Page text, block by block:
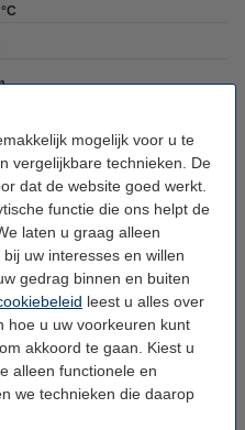
mogelijk voor u te
vergelijkbare technieken. De
dat de website goed werkt.
functie die ons helpt de
laten u graag alleen
uw interesses en willen
gedrag binnen en buiten
leest u alles over
hoe u uw voorkeuren kunt
akkoord te gaan. Kiest u
alleen functionele en
we technieken die daarop